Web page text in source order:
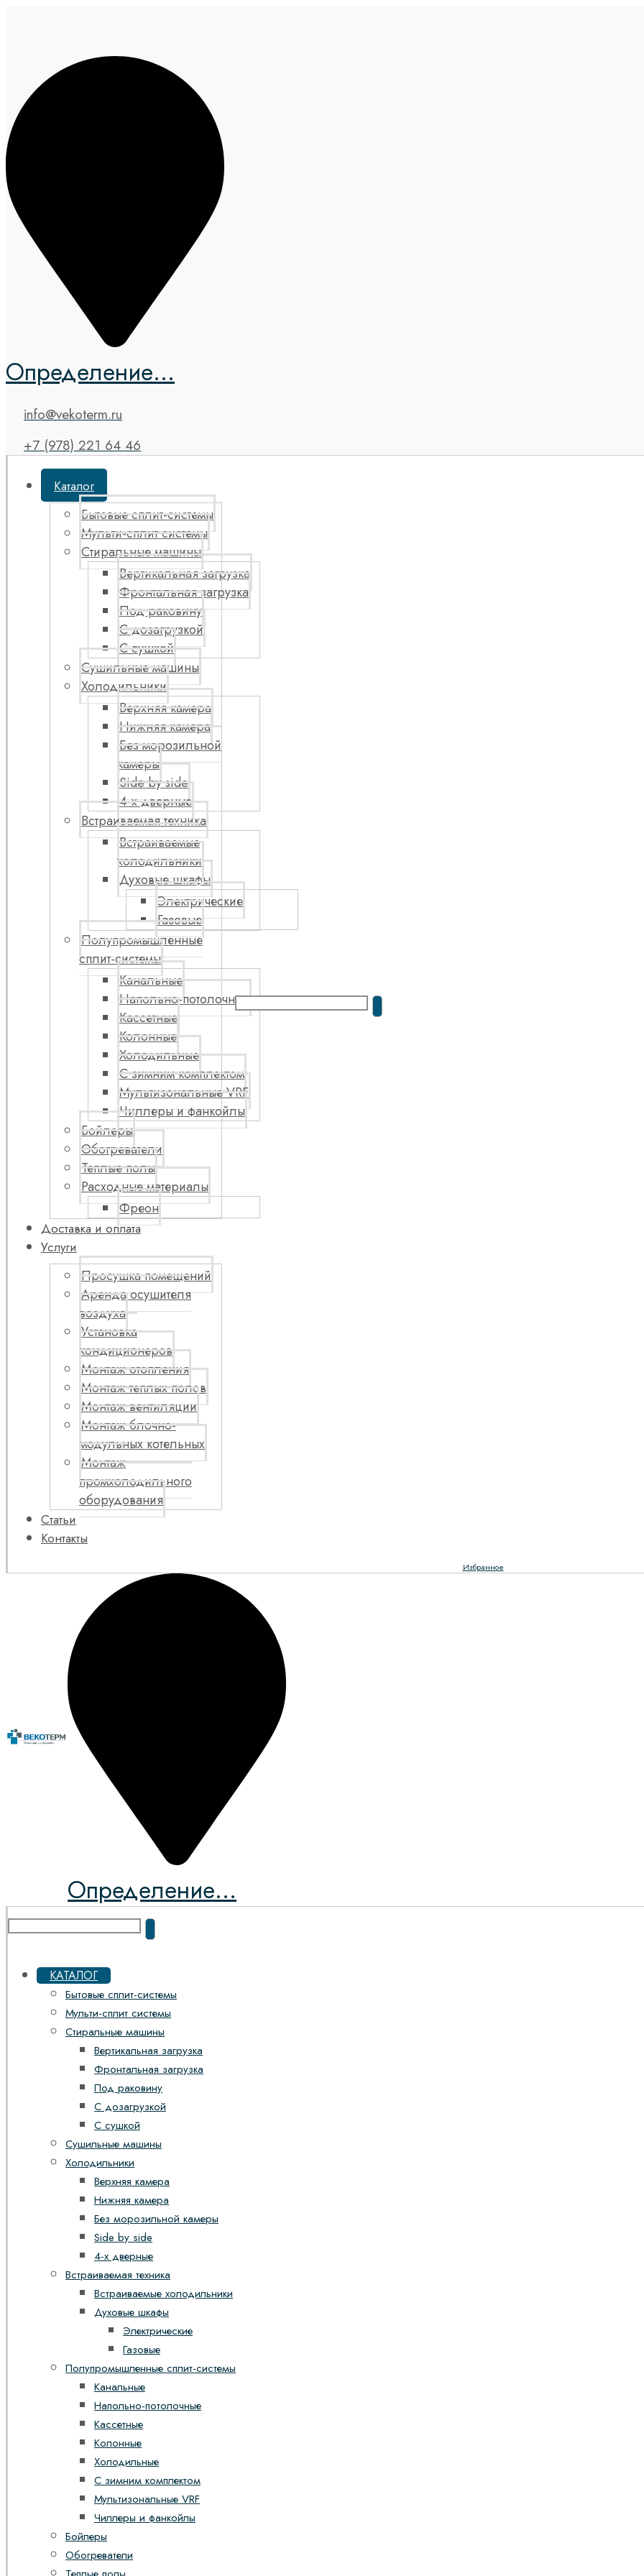
Определение...
info@vekoterm.ru
+7 (978) 221 64 46
Каталог
Бытовые сплит-системы
Мульти-сплит системы
Стиральные машины
Вертикальная загрузка
Фронтальная загрузка
Под раковину
С дозагрузкой
С сушкой
Сушильные машины
Холодильники
Верхняя камера
Нижняя камера
Без морозильной
камеры
Side by side
4-х дверные
Встраиваемая техника
Встраиваемые
холодильники
Духовые шкафы
Электрические
Газовые
Полупромышленные
сплит-системы
Канальные
Напольно-потолочные
Кассетные
Колонные
Холодильные
С зимним комплектом
Мультизональные VRF
Чиллеры и фанкойлы
Бойлеры
Обогреватели
Теплые полы
Расходные материалы
Фреон
Доставка и оплата
Услуги
Просушка помещений
Аренда осушителя
воздуха
Установка
кондиционеров
Монтаж отопления
Монтаж теплых полов
Монтаж вентиляции
Монтаж блочно-
модульных котельных
Монтаж
промхолодильного
оборудования
Статьи
Контакты
Избранное
Определение...
КАТАЛОГ
Бытовые сплит-системы
Мульти-сплит системы
Стиральные машины
Вертикальная загрузка
Фронтальная загрузка
Под раковину
С дозагрузкой
С сушкой
Сушильные машины
Холодильники
Верхняя камера
Нижняя камера
Без морозильной камеры
Side by side
4-х дверные
Встраиваемая техника
Встраиваемые холодильники
Духовые шкафы
Электрические
Газовые
Полупромышленные сплит-системы
Канальные
Напольно-потолочные
Кассетные
Колонные
Холодильные
С зимним комплектом
Мультизональные VRF
Чиллеры и фанкойлы
Бойлеры
Обогреватели